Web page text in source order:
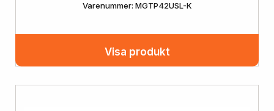
Varenummer: MGTP42USL-K
Visa produkt